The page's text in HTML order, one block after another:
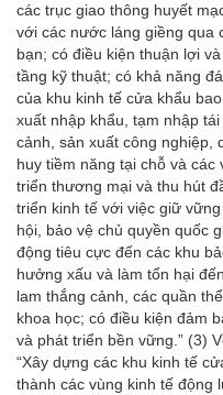
các trục giao thông huyết
với các nước láng giềng qua
bạn; có điều kiện thuận lợi
tầng kỹ thuật; có khả năng
của khu kinh tế cửa khẩu
xuất nhập khẩu, tạm nhập
cảnh, sản xuất công nghiệp,
huy tiềm năng tại chỗ và
triển thương mại và thu hút
triển kinh tế với việc giữ
hội, bảo vệ chủ quyền quốc
động tiêu cực đến các khu
hưởng xấu và làm tổn hại
lam thắng cảnh, các quần
khoa học; có điều kiện đảm
và phát triển bền vững.” (3)
“Xây dựng các khu kinh tế
thành các vùng kinh tế động